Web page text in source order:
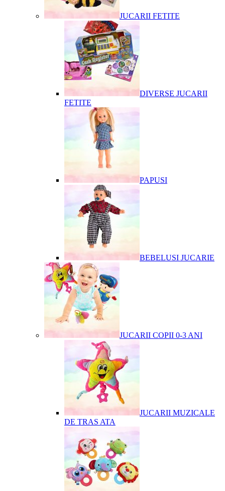
JUCARII FETITE
DIVERSE JUCARII
FETITE
PAPUSI
BEBELUSI JUCARIE
JUCARII COPII 0-3 ANI
JUCARII MUZICALE
DE TRAS ATA